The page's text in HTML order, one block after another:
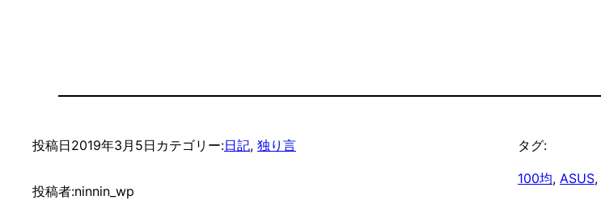
投稿日2019年3月5日 カテゴリー:日記, 独り言
投稿者:ninnin_wp
タグ:
100均, ASUS,